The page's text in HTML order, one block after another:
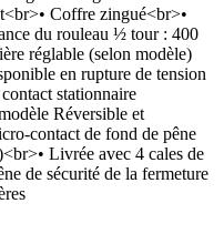
Coffre zingué<br>•
du rouleau ½ tour : 400
réglable (selon modèle)
en rupture de tension
stationnaire
Réversible et
contact de fond de pêne
Livrée avec 4 cales de
de sécurité de la fermeture